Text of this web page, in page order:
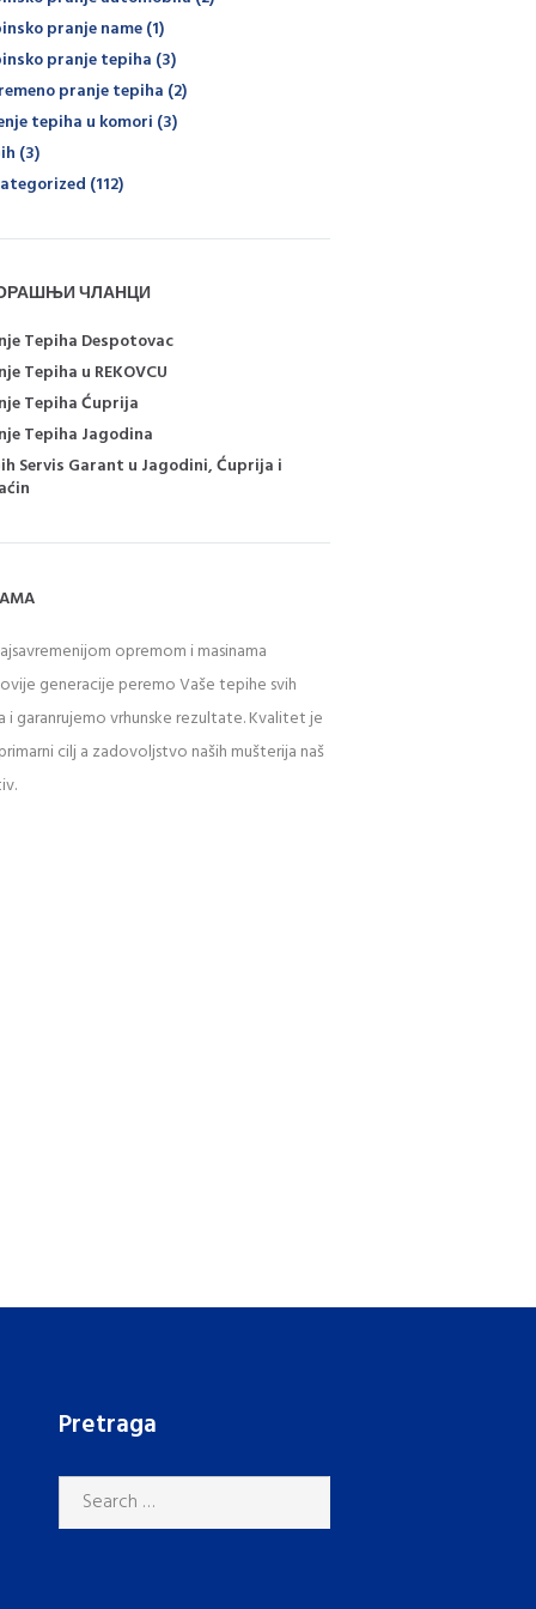
pranje name(1)
pranje tepiha (3)
pranje tepiha (2)
tepiha u komori (3)
(3)
(112)
ЧЛАНЦИ
Tepiha Despotovac
Tepiha u REKOVCU
Tepiha Ćuprija
Tepiha Jagodina
Servis Garant u Jagodini, Ćuprija i
opremom i masinama
generacije peremo Vaše tepihe svih
i garanrujemo vrhunske rezultate. Kvalitet je
cilj a zadovoljstvo naših mušterija naš
Pretraga